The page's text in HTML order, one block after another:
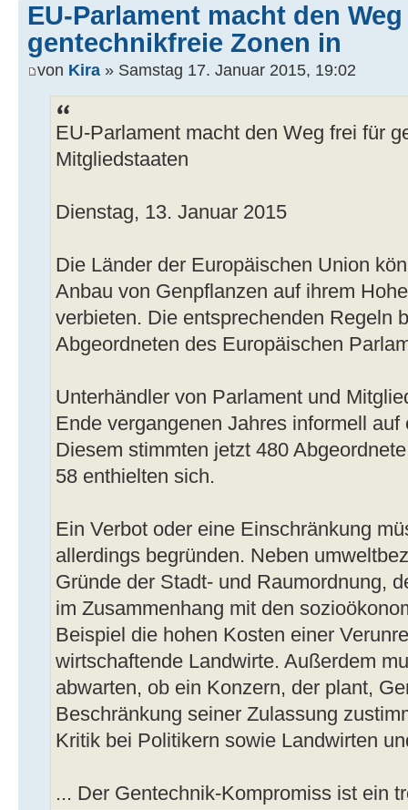
EU-Parlament macht den
gentechnikfreie Zonen in
von Kira » Samstag 17. Januar 2015, 19:02
EU-Parlament macht den Weg frei für
Mitgliedstaaten
Dienstag, 13. Januar 2015
Die Länder der Europäischen Union
Anbau von Genpflanzen auf ihrem
verbieten. Die entsprechenden Regeln
Abgeordneten des Europäischen
Unterhändler von Parlament und
Ende vergangenen Jahres informell
Diesem stimmten jetzt 480
58 enthielten sich.
Ein Verbot oder eine Einschränkung
allerdings begründen. Neben
Gründe der Stadt- und Raumordnung,
im Zusammenhang mit den
Beispiel die hohen Kosten einer
wirtschaftende Landwirte. Außerdem
abwarten, ob ein Konzern, der plant,
Beschränkung seiner Zulassung
Kritik bei Politikern sowie Landwirten
... Der Gentechnik-Kompromiss ist ein